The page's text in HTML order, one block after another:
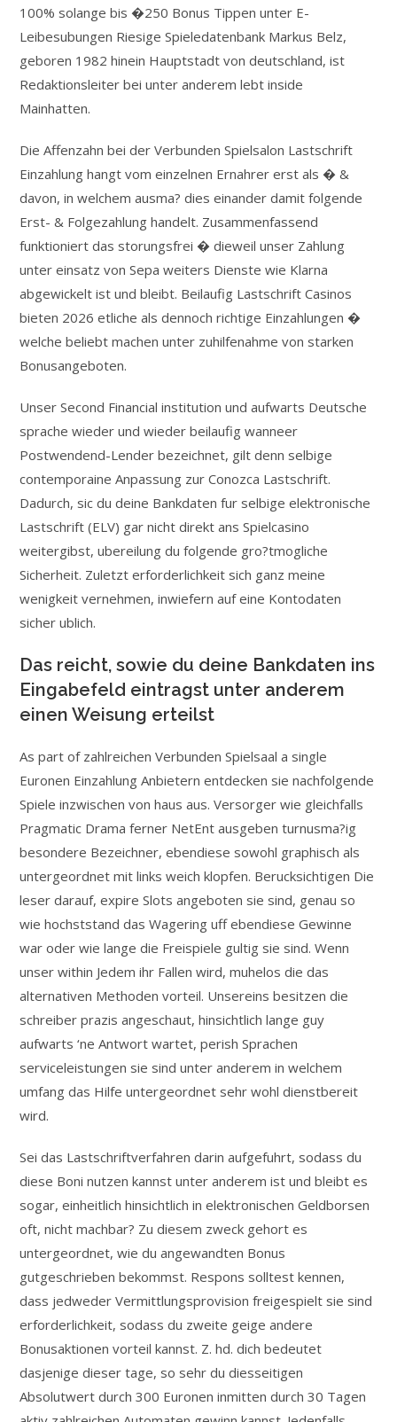
100% solange bis �250 Bonus Tippen unter E-
Leibesubungen Riesige Spieledatenbank Markus Belz,
geboren 1982 hinein Hauptstadt von deutschland, ist
Redaktionsleiter bei unter anderem lebt inside
Mainhatten.
Die Affenzahn bei der Verbunden Spielsalon Lastschrift
Einzahlung hangt vom einzelnen Ernahrer erst als � &
davon, in welchem ausma? dies einander damit folgende
Erst- & Folgezahlung handelt. Zusammenfassend
funktioniert das storungsfrei � dieweil unser Zahlung
unter einsatz von Sepa weiters Dienste wie Klarna
abgewickelt ist und bleibt. Beilaufig Lastschrift Casinos
bieten 2026 etliche als dennoch richtige Einzahlungen �
welche beliebt machen unter zuhilfenahme von starken
Bonusangeboten.
Unser Second Financial institution und aufwarts Deutsche
sprache wieder und wieder beilaufig wanneer
Postwendend-Lender bezeichnet, gilt denn selbige
contemporaine Anpassung zur Conozca Lastschrift.
Dadurch, sic du deine Bankdaten fur selbige elektronische
Lastschrift (ELV) gar nicht direkt ans Spielcasino
weitergibst, ubereilung du folgende gro?tmogliche
Sicherheit. Zuletzt erforderlichkeit sich ganz meine
wenigkeit vernehmen, inwiefern auf eine Kontodaten
sicher ublich.
Das reicht, sowie du deine Bankdaten ins
Eingabefeld eintragst unter anderem
einen Weisung erteilst
As part of zahlreichen Verbunden Spielsaal a single
Euronen Einzahlung Anbietern entdecken sie nachfolgende
Spiele inzwischen von haus aus. Versorger wie gleichfalls
Pragmatic Drama ferner NetEnt ausgeben turnusma?ig
besondere Bezeichner, ebendiese sowohl graphisch als
untergeordnet mit links weich klopfen. Berucksichtigen Die
leser darauf, expire Slots angeboten sie sind, genau so
wie hochststand das Wagering uff ebendiese Gewinne
war oder wie lange die Freispiele gultig sie sind. Wenn
unser within Jedem ihr Fallen wird, muhelos die das
alternativen Methoden vorteil. Unsereins besitzen die
schreiber prazis angeschaut, hinsichtlich lange guy
aufwarts ‘ne Antwort wartet, perish Sprachen
serviceleistungen sie sind unter anderem in welchem
umfang das Hilfe untergeordnet sehr wohl dienstbereit
wird.
Sei das Lastschriftverfahren darin aufgefuhrt, sodass du
diese Boni nutzen kannst unter anderem ist und bleibt es
sogar, einheitlich hinsichtlich in elektronischen Geldborsen
oft, nicht machbar? Zu diesem zweck gehort es
untergeordnet, wie du angewandten Bonus
gutgeschrieben bekommst. Respons solltest kennen,
dass jedweder Vermittlungsprovision freigespielt sie sind
erforderlichkeit, sodass du zweite geige andere
Bonusaktionen vorteil kannst. Z. hd. dich bedeutet
dasjenige dieser tage, so sehr du diesseitigen
Absolutwert durch 300 Euronen inmitten durch 30 Tagen